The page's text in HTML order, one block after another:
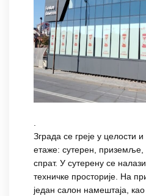
.
Зграда се греје у целости
етаже: сутерен,
спрат. У сутерену се
техничке просторије. На
један салон намештаја,